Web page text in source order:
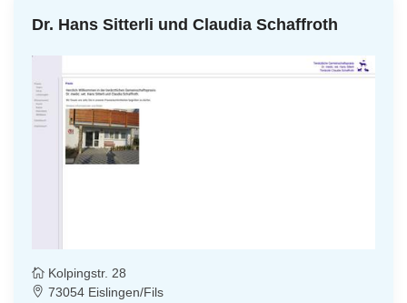
Dr. Hans Sitterli und Claudia Schaffroth
Kolpingstr. 28
73054 Eislingen/Fils